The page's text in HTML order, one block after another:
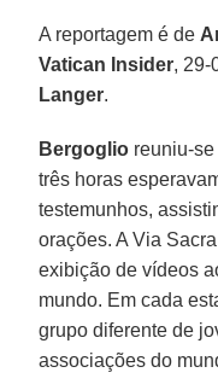
A reportagem é de
Vatican Insider, 29-
Langer.
Bergoglio reuniu-
três horas
testemunhos,
orações. A Via
exibição de vídeos
mundo. Em cada
grupo diferente de
associações do